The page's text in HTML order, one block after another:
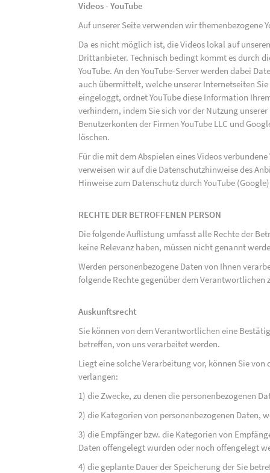
Videos - YouTube
Auf unserer Seite verwenden wir
Da es nicht möglich ist, die Videos lokal auf
Drittanbieter. Technisch bedingt kommt es durch
YouTube. An den YouTube-Server werden dabei
auch übermittelt, welche unserer Internetseiten
eingeloggt, ordnet YouTube diese Information
verhindern, indem Sie sich vor der Nutzung
Benutzerkonten der Firmen YouTube LLC und
löschen.
Für die mit dem Abspielen eines Videos
verweisen wir auf die Datenschutzhinweise des
Hinweise zum Datenschutz durch YouTube
RECHTE DER BETROFFENEN PERSON
Die folgende Auflistung umfasst alle Rechte der
keine Relevanz haben, müssen nicht genannt
Werden personenbezogene Daten von Ihnen
folgende Rechte gegenüber dem Verantwortlichen
Auskunftsrecht
Sie können von dem Verantwortlichen eine
betreffen, von uns verarbeitet werden.
Liegt eine solche Verarbeitung vor, können Sie
verlangen:
1) die Zwecke, zu denen die personenbezogenen
2) die Kategorien von personenbezogenen Daten,
3) die Empfänger bzw. die Kategorien von
Daten offengelegt wurden oder noch offengelegt
4) die geplante Dauer der Speicherung der Sie